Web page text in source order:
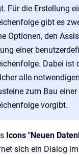
Für die Erstellung
gibt es
Optionen, den
einer
Dabei ist
alle
zum Bau einer
vorgibt.
Icons "Neuen
sich ein Dialog im